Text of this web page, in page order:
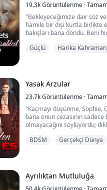
19.3kGörüntülenme ·
"Bekleyeceğimize dair söz
hamile bir dişi kurtla birlikte
bakışları bana döndü. Beni
"Bu durumda," Brian bana
"Kabul ediyorum!" diye
bedenim...
Güçlü Harika Kahraman
Yasak Arzular
23.7kGörüntülenme ·
"Kaçmayı düşünme, Sophie.
bana onun cezasının
olmayacağını söylüyordu;
doğrudan dokunmamaya ...
BDSM Gerçekçi Dünya
Ayrılıktan Mutluluğa